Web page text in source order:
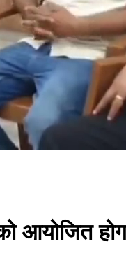
आयोजित